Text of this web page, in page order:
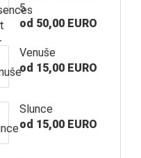
5
od 50,00 EURO
Venuše
od 15,00 EURO
Slunce
od 15,00 EURO